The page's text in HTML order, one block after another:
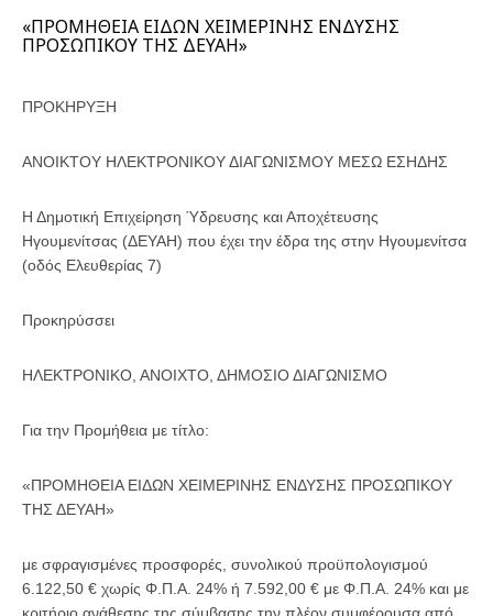
«ΠΡΟΜΗΘΕΙΑ ΕΙΔΩΝ ΧΕΙΜΕΡΙΝΗΣ ΕΝΔΥΣΗΣ
ΠΡΟΣΩΠΙΚΟΥ ΤΗΣ ΔΕΥΑΗ»
ΠΡΟΚΗΡΥΞΗ
ΑΝΟΙΚΤΟΥ ΗΛΕΚΤΡΟΝΙΚΟΥ ΔΙΑΓΩΝΙΣΜΟΥ ΜΕΣΩ ΕΣΗΔΗΣ
Η Δημοτική Επιχείρηση Ύδρευσης και Αποχέτευσης
Ηγουμενίτσας (ΔΕΥΑΗ) που έχει την έδρα της στην Ηγουμενίτσα
(οδός Ελευθερίας 7)
Προκηρύσσει
ΗΛΕΚΤΡΟΝΙΚΟ, ΑΝΟΙΧΤΟ, ΔΗΜΟΣΙΟ ΔΙΑΓΩΝΙΣΜΟ
Για την Προμήθεια με τίτλο:
«ΠΡΟΜΗΘΕΙΑ ΕΙΔΩΝ ΧΕΙΜΕΡΙΝΗΣ ΕΝΔΥΣΗΣ ΠΡΟΣΩΠΙΚΟΥ
ΤΗΣ ΔΕΥΑΗ»
με σφραγισμένες προσφορές, συνολικού προϋπολογισμού
6.122,50 € χωρίς Φ.Π.Α. 24% ή 7.592,00 € με Φ.Π.Α. 24% και με
κριτήριο ανάθεσης της σύμβασης την πλέον συμφέρουσα από